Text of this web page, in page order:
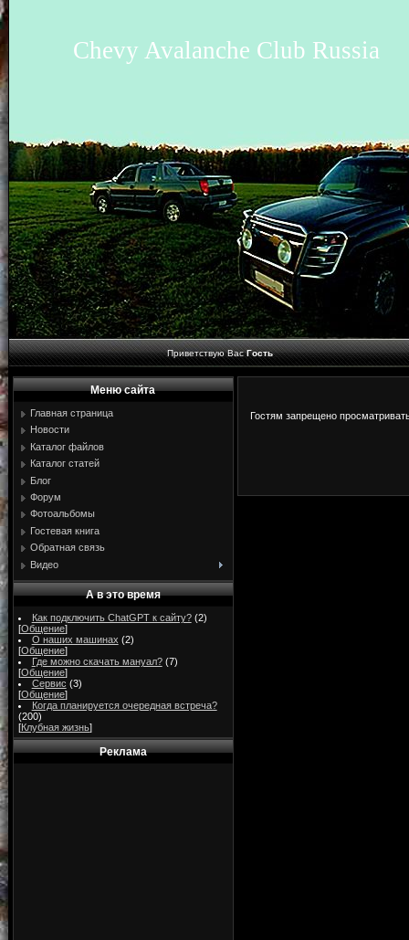
Chevy Avalanche Club Russia
Приветствую Вас Гость
Меню сайта
Главная страница
Новости
Каталог файлов
Каталог статей
Блог
Форум
Фотоальбомы
Гостевая книга
Обратная связь
Видео
А в это время
Как подключить ChatGPT к сайту? (2)
[Общение]
О наших машинах (2)
[Общение]
Где можно скачать мануал? (7)
[Общение]
Сервис (3)
[Общение]
Когда планируется очередная встреча?
(200)
[Клубная жизнь]
Реклама
Гостям запрещено